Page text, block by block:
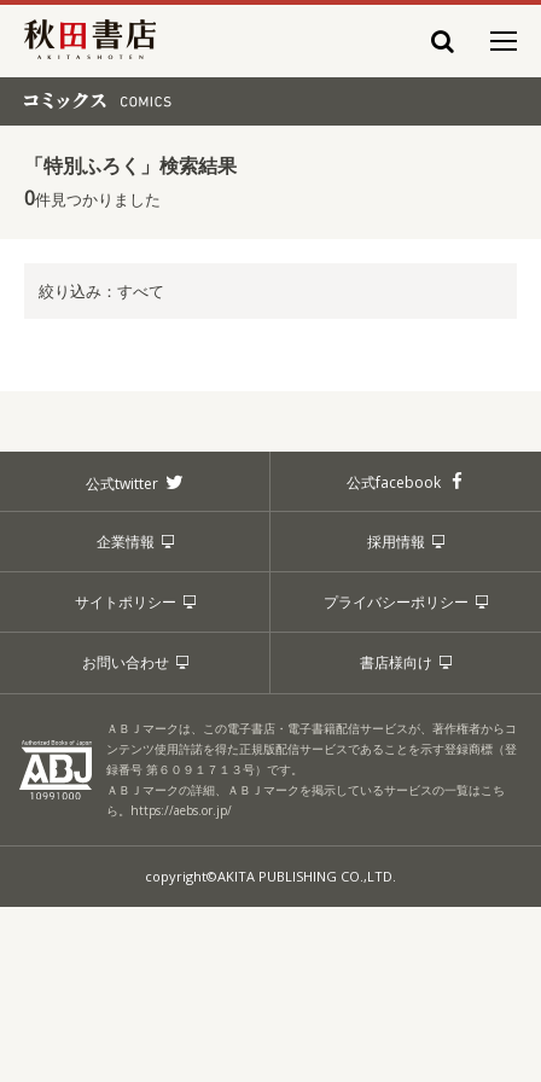
秋田書店
「特別ふろく」検索結果
0件見つかりました
絞り込み：すべて
公式twitter 公式facebook
企業情報 採用情報
サイトポリシー プライバシーポリシー
お問い合わせ 書店様向け
ＡＢＪマークは、この電子書店・電子書籍配信サービスが、著作権者からコ
ンテンツ使用許諾を得た正規版配信サービスであることを示す登録商標（登
録番号 第６０９１７１３号）です。
ＡＢＪマークの詳細、ＡＢＪマークを掲示しているサービスの一覧はこち
ら。 https://aebs.or.jp/
copyright©AKITA PUBLISHING CO.,LTD.